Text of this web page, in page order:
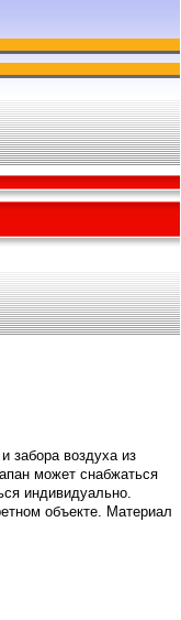
забора воздуха из
может снабжаться
индивидуально.
объекте. Материал